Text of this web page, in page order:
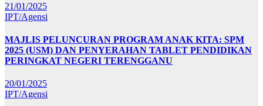
21/01/2025
IPT/Agensi
MAJLIS PELUNCURAN PROGRAM ANAK KITA: SPM
2025 (USM) DAN PENYERAHAN TABLET PENDIDIKAN
PERINGKAT NEGERI TERENGGANU
20/01/2025
IPT/Agensi